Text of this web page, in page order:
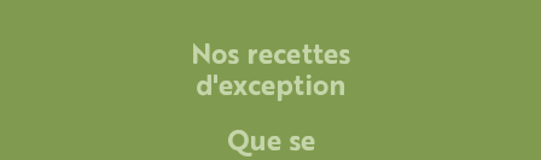
Nos recettes
d'exception
Que se